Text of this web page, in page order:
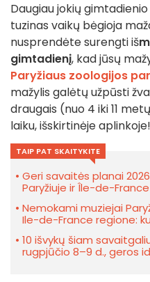
Daugiau jokių
tuzinas vaikų bėgioja
nusprendėte surengti iš
gimtadienį, kad jūsų
Paryžiaus zoologijos
mažylis galėtų užpūsti
draugais (nuo 4 iki 11
laiku, išskirtinėje aplinkoje!
TAIP PAT SKAITYKITE
Geri savaitės planai
Paryžiuje ir Île-de-
Nemokami muziejai
Ile-de-France regione:
10 išvykų šiam
rugpjūčio 8–9 d., geros